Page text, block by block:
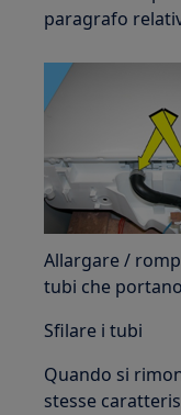
paragrafo
Allargare /
tubi che
Sfilare i tubi
Quando si
stesse